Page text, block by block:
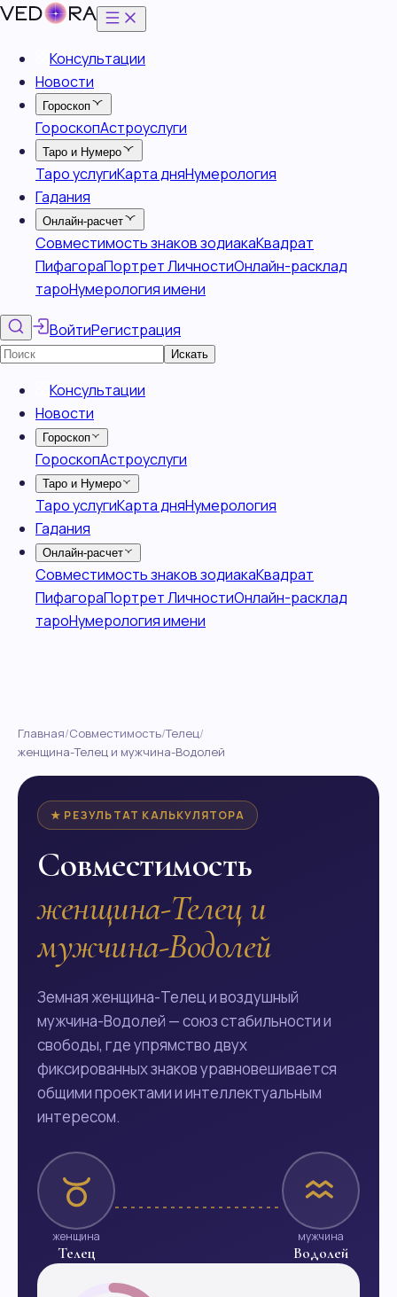
Главная/Совместимость/Телец/
женщина-Телец и мужчина-Водолей
★ РЕЗУЛЬТАТ КАЛЬКУЛЯТОРА
Совместимость
женщина-Телец и
мужчина-Водолей
Земная женщина-Телец и воздушный
мужчина-Водолей — союз стабильности и
свободы, где упрямство двух
фиксированных знаков уравновешивается
общими проектами и интеллектуальным
интересом.
женщина
Телец
мужчина
Водолей